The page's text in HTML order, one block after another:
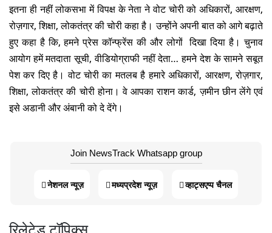
इतना ही नहीं लोकसभा में विपक्ष के नेता ने वोट चोरी को अधिकारों, आरक्षण,
रोज़गार, शिक्षा, लोकतंत्र की चोरी कहा है। उन्होंने अपनी बात को आगे बढ़ाते
हुए कहा है कि, हमने प्रेस कॉन्फ्रेंस की और लोगों दिखा दिया है। चुनाव
आयोग हमें मतदाता सूची, वीडियोग्राफी नहीं देता… हमने देश के सामने सबूत
पेश कर दिए है। वोट चोरी का मतलब है हमारे अधिकारों, आरक्षण, रोज़गार,
शिक्षा, लोकतंत्र की चोरी होना। वे आपका राशन कार्ड, ज़मीन छीन लेंगे एवं
इसे अडानी और अंबानी को दे देंगे।
Join NewsTrack Whatsapp group
नेशनल न्यूज़ मध्यप्रदेश न्यूज़ व्हाट्सएप्प चैनल